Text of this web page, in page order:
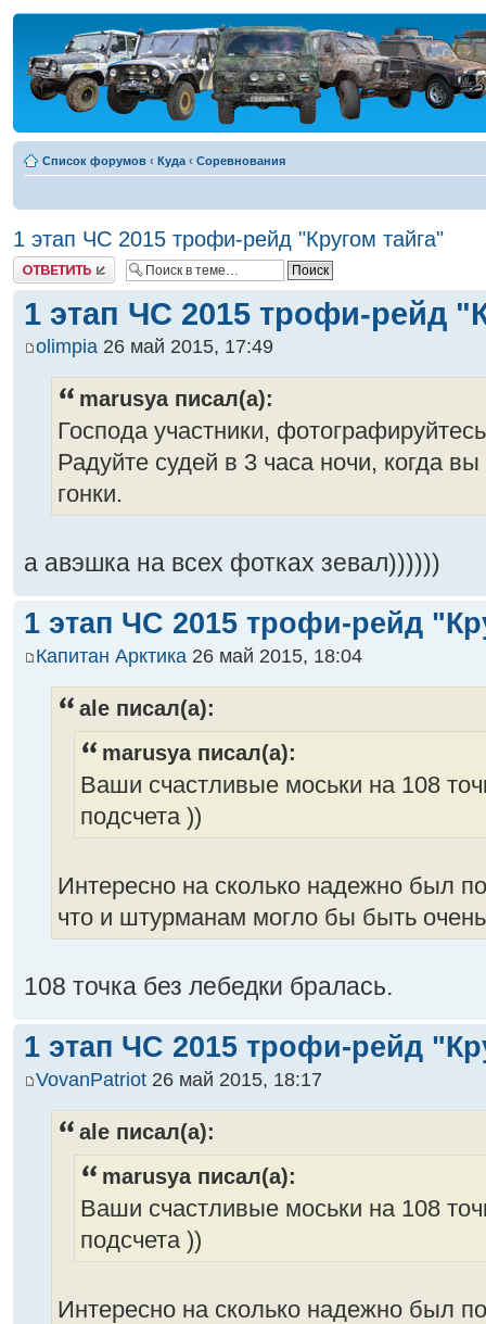
Список форумов ‹ Куда ‹ Соревнования
1 этап ЧС 2015 трофи-рейд "Кругом тайга"
Ответить
1 этап ЧС 2015 трофи-рейд
olimpia 26 май 2015, 17:49
marusya писал(а):
Господа участники,
Радуйте судей в 3 часа ночи, когда
гонки.
а авэшка на всех фотках зевал))))))
1 этап ЧС 2015 трофи-рейд
Капитан Арктика 26 май 2015, 18:04
ale писал(а):
marusya писал(а):
Ваши счастливые моськи на 108
подсчета ))
Интересно на сколько надежно был
что и штурманам могло бы быть
108 точка без лебедки бралась.
1 этап ЧС 2015 трофи-рейд
VovanPatriot 26 май 2015, 18:17
ale писал(а):
marusya писал(а):
Ваши счастливые моськи на 108
подсчета ))
Интересно на сколько надежно был